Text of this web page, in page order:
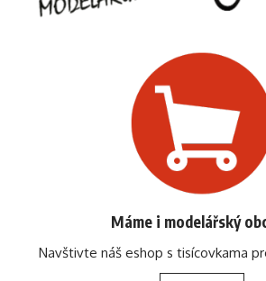
Máme i modelářský
Navštivte náš eshop s tisícovkama